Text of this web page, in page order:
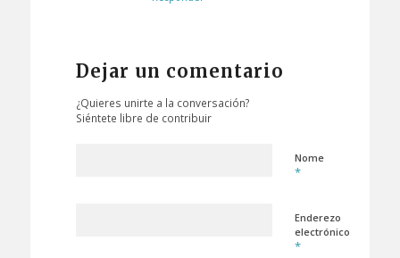
Dejar un comentario
¿Quieres unirte a la conversación?
Siéntete libre de contribuir
Nome
*
Enderezo
electrónico
*